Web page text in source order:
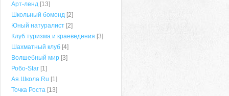
Арт-ленд [13]
Школьный бомонд [2]
Юный натуралист [2]
Клуб туризма и краеведения [3]
Шахматный клуб [4]
Волшебный мир [3]
Робо-Star [1]
Ая.Школа.Ru [1]
Точка Роста [13]